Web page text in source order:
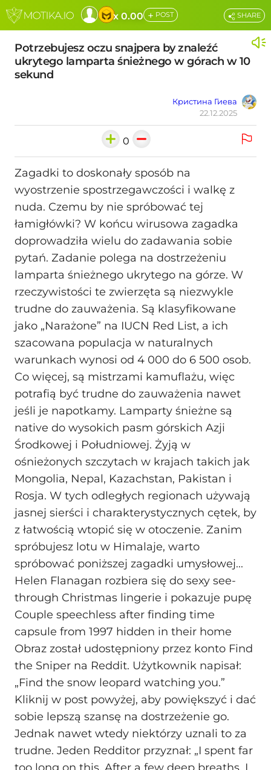
x 0.00 + POST
Potrzebujesz oczu snajpera by znaleźć
ukrytego lamparta śnieżnego w górach w 10
sekund
Кристина Гиева
22.12.2025
SHARE
0
Zagadki to doskonały sposób na
wyostrzenie spostrzegawczości i walkę z
nuda. Czemu by nie spróbować tej
łamigłówki? W końcu wirusowa zagadka
doprowadziła wielu do zadawania sobie
pytań. Zadanie polega na dostrzeżeniu
lamparta śnieżnego ukrytego na górze. W
rzeczywistości te zwierzęta są niezwykle
trudne do zauważenia. Są klasyfikowane
jako „Narażone” na IUCN Red List, a ich
szacowana populacja w naturalnych
warunkach wynosi od 4 000 do 6 500 osob.
Co więcej, są mistrzami kamuflażu, więc
potrafią być trudne do zauważenia nawet
jeśli je napotkamy. Lamparty śnieżne są
native do wysokich pasm górskich Azji
Środkowej i Południowej. Żyją w
ośnieżonych szczytach w krajach takich jak
Mongolia, Nepal, Kazachstan, Pakistan i
Rosja. W tych odległych regionach używają
jasnej sierści i charakterystycznych cętek, by
z łatwością wtopić się w otoczenie. Zanim
spróbujesz lotu w Himalaje, warto
spróbować poniższej zagadki umysłowej...
Helen Flanagan rozbiera się do sexy see-
through Christmas lingerie i pokazuje pupę
Couple speechless after finding time
capsule from 1997 hidden in their home
Obraz został udostępniony przez konto Find
the Sniper na Reddit. Użytkownik napisał:
„Find the snow leopard watching you.”
Kliknij w post powyżej, aby powiększyć i dać
sobie lepszą szansę na dostrzeżenie go.
Jednak nawet wtedy niektórzy uznali to za
trudne. Jeden Redditor przyznał: „I spent far